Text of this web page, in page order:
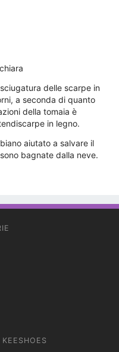
delle scarpe in
a seconda di quanto
della tomaia è
in legno.
aiutato a salvare il
bagnate dalla neve.